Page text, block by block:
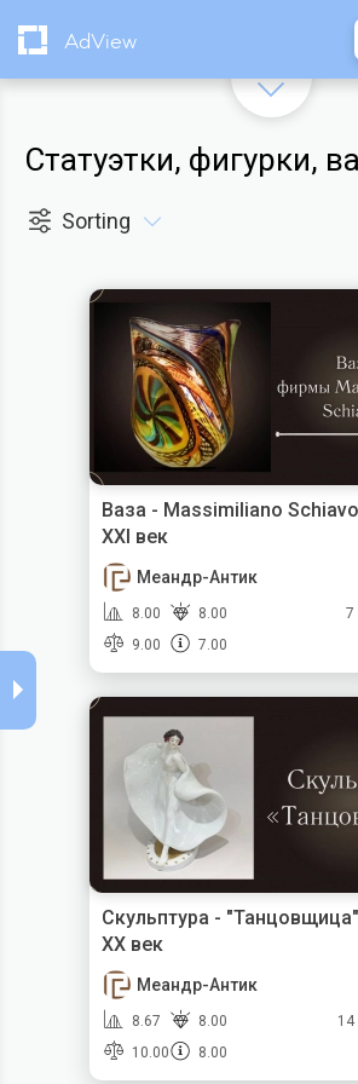
AdView
Статуэтки, фигурки,
Sorting
Ваза - Massimiliano
XXI век
Меандр-Антик
8.00
8.00
9.00
7.00
7
Скульптура -
XX век
Меандр-Антик
8.67
8.00
10.00
8.00
14